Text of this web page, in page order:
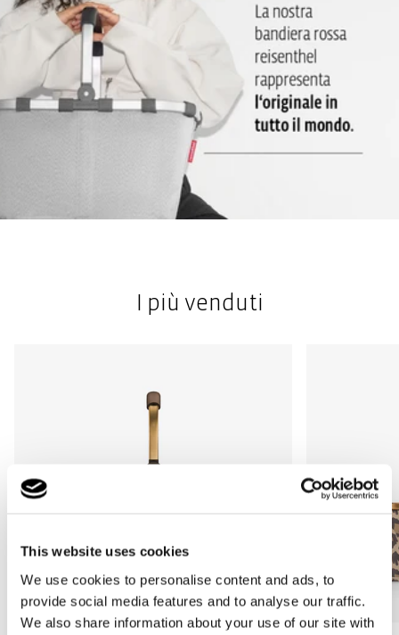
This website uses cookies
We use cookies to personalise content and ads, to
provide social media features and to analyse our traffic.
We also share information about your use of our site with
I più venduti